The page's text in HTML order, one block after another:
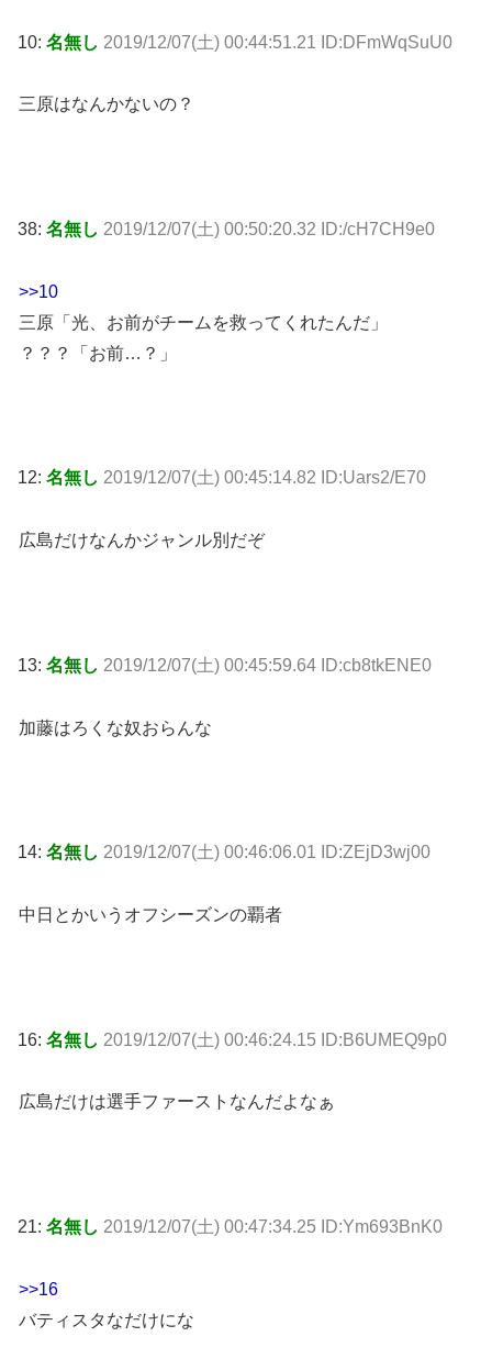
10: 名無し 2019/12/07(土) 00:44:51.21 ID:DFmWqSuU0
三原はなんかないの？
38: 名無し 2019/12/07(土) 00:50:20.32 ID:/cH7CH9e0
>>10
三原「光、お前がチームを救ってくれたんだ」
？？？「お前…？」
12: 名無し 2019/12/07(土) 00:45:14.82 ID:Uars2/E70
広島だけなんかジャンル別だぞ
13: 名無し 2019/12/07(土) 00:45:59.64 ID:cb8tkENE0
加藤はろくな奴おらんな
14: 名無し 2019/12/07(土) 00:46:06.01 ID:ZEjD3wj00
中日とかいうオフシーズンの覇者
16: 名無し 2019/12/07(土) 00:46:24.15 ID:B6UMEQ9p0
広島だけは選手ファーストなんだよなぁ
21: 名無し 2019/12/07(土) 00:47:34.25 ID:Ym693BnK0
>>16
バティスタなだけにな